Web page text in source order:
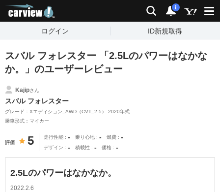
検索 通知
i
ログイン ID新規取得
スバル フォレスター 「2.5Lのパワーはなかな
か。」のユーザーレビュー
Kajipさん
スバル フォレスター
グレード：Xエディション_AWD（CVT_2.5） 2020年式
乗車形式：マイカー
評価 5 走行性能 - 乗り心地 - 燃費 -
デザイン - 積載性 - 価格 -
2.5Lのパワーはなかなか。
2022.2.6